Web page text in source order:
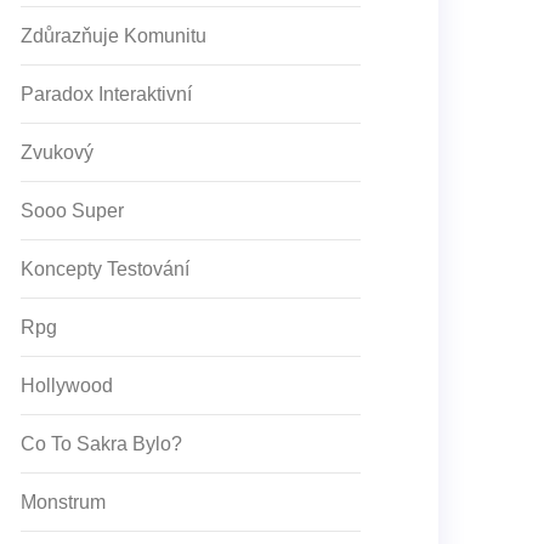
Zdůrazňuje Komunitu
Paradox Interaktivní
Zvukový
Sooo Super
Koncepty Testování
Rpg
Hollywood
Co To Sakra Bylo?
Monstrum